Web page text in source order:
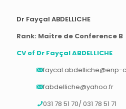
Dr Fayçal ABDELLICHE
Rank: Maitre de Conference B
CV of Dr Fayçal ABDELLICHE
faycal.abdelliche@enp-
fabdelliche@yahoo.fr
031 78 51 70/ 031 78 51 71